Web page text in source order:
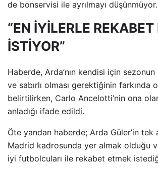
de bonservisi ile ayrılmayı düşünmüyor.
“EN İYİLERLE
İSTİYOR”
Haberde, Arda’nın kendisi için
ve sabırlı olması gerektiğinin farkında
belirtilirken, Carlo Ancelotti’nin ona
anladığı ifade edildi.
Öte yandan haberde; Arda Güler’in tek
Madrid kadrosunda yer almak olduğu
iyi futbolcuları ile rekabet etmek